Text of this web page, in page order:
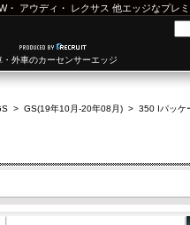
・ アウディ ・ レクサス 他エッジなプレ
外車のカーセンサーエッジ
> GS(19年10月-20年08月) > 350 Iパッケ